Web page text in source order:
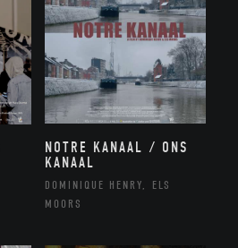
NOTRE KANAAL / ONS
KANAAL
DOMINIQUE HENRY, ELS
MOORS